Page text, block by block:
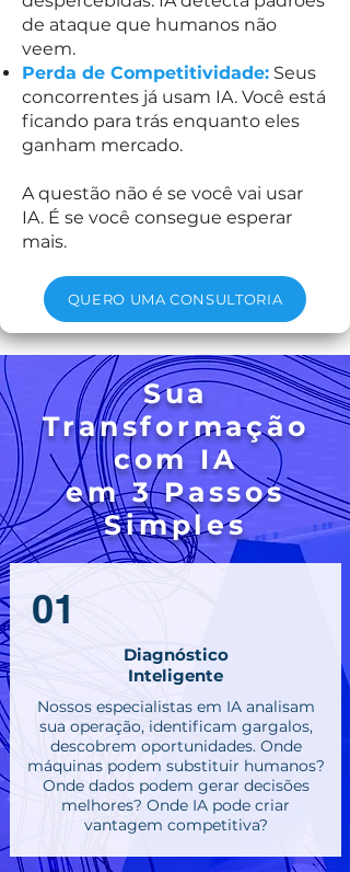
de ataque que humanos não
veem.
Perda de Competitividade: Seus
concorrentes já usam IA. Você está
ficando para trás enquanto eles
ganham mercado.
A questão não é se você vai usar
IA. É se você consegue esperar
mais.
QUERO UMA CONSULTORIA
Sua
Transformação
com IA
em 3 Passos
Simples
01
Diagnóstico
Inteligente
Nossos especialistas em IA analisam
sua operação, identificam gargalos,
descobrem oportunidades. Onde
máquinas podem substituir humanos?
Onde dados podem gerar decisões
melhores? Onde IA pode criar
vantagem competitiva?